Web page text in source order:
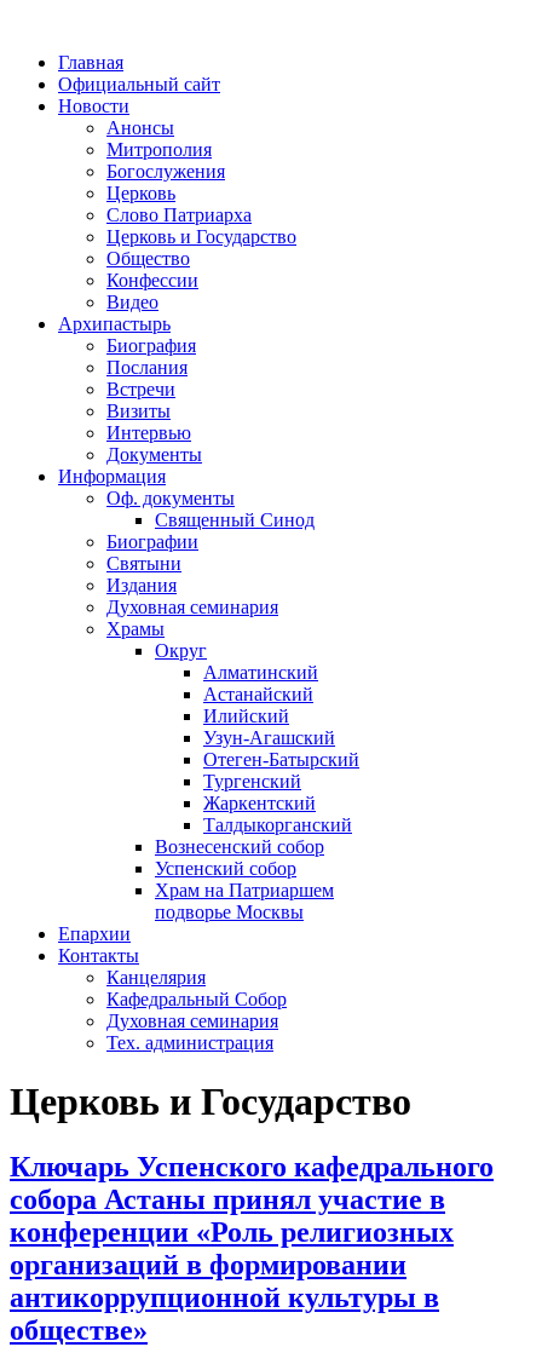
Главная
Официальный сайт
Новости
Анонсы
Митрополия
Богослужения
Церковь
Слово Патриарха
Церковь и Государство
Общество
Конфессии
Видео
Архипастырь
Биография
Послания
Встречи
Визиты
Интервью
Документы
Информация
Оф. документы
Священный Синод
Биографии
Святыни
Издания
Духовная семинария
Храмы
Округ
Алматинский
Астанайский
Илийский
Узун-Агашский
Отеген-Батырский
Тургенский
Жаркентский
Талдыкорганский
Вознесенский собор
Успенский собор
Храм на Патриаршем
подворье Москвы
Епархии
Контакты
Канцелярия
Кафедральный Собор
Духовная семинария
Тех. администрация
Церковь и Государство
Ключарь Успенского кафедрального
собора Астаны принял участие в
конференции «Роль религиозных
организаций в формировании
антикоррупционной культуры в
обществе»